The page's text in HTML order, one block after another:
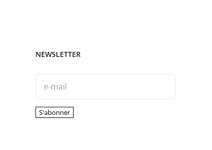
NEWSLETTER